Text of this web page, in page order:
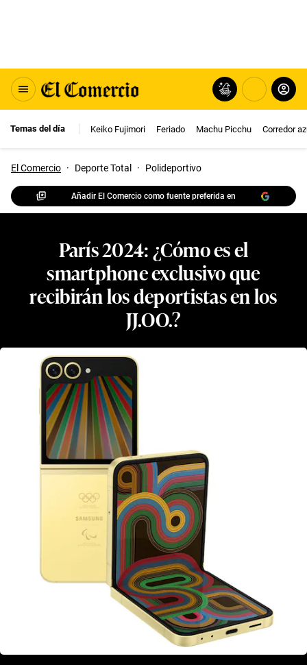
Temas del día Keiko Fujimori Feriado Machu Picchu Corredor
El Comercio · Deporte Total · Polideportivo
Añadir El Comercio como fuente preferida en
París 2024: ¿Cómo es el
smartphone exclusivo que
recibirán los deportistas en los
JJ.OO.?